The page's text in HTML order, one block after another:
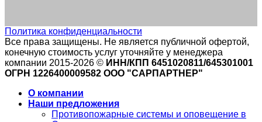
Политика конфиденциальности
Все права защищены. Не является публичной офертой,
конечную стоимость услуг уточняйте у менеджера
компании 2015-2026 © ИНН/КПП 6451020811/645301001
ОГРН 1226400009582 ООО "САРПАРТНЕР"
О компании
Наши предложения
Противопожарные системы и оповещение в